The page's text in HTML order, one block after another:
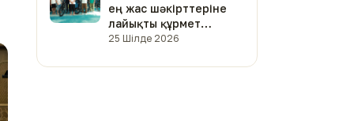
ең жас шәкірттеріне
лайықты құрмет
көрсетілді (фото)
25 Шілде 2026